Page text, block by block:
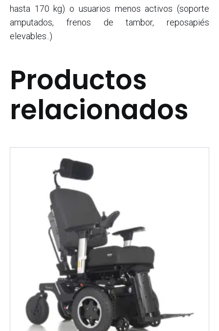
hasta 170 kg) o usuarios menos activos (soporte
amputados, frenos de tambor, reposapiés
elevables..)
Productos
relacionados